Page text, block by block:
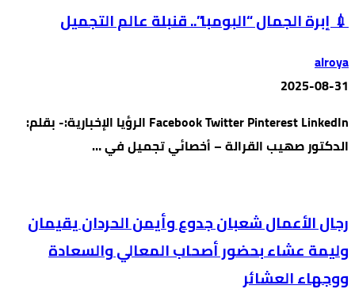
💉 إبرة الجمال “البومبا”.. قنبلة عالم التجميل
alroya
2025-08-31
Facebook Twitter Pinterest LinkedIn الرؤيا الإخبارية:- بقلم:
الدكتور صهيب القرالة – أخصائي تجميل في …
رجال الأعمال شعبان جدوع وأيمن الحردان يقيمان
وليمة عشاء بحضور أصحاب المعالي والسعادة
ووجهاء العشائر